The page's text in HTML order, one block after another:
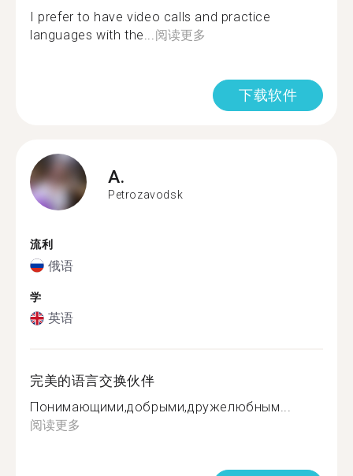
I prefer to have video calls and practice
languages with the...阅读更多
下载软件
A.
Petrozavodsk
流利
俄语
学
英语
完美的语言交换伙伴
Понимающими,добрыми,дружелюбным...
阅读更多